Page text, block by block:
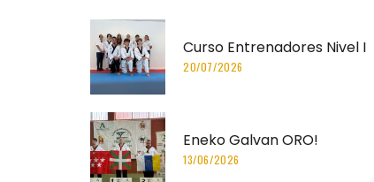
Curso Entrenadores Nivel I
20/07/2026
Eneko Galvan ORO!
13/06/2026